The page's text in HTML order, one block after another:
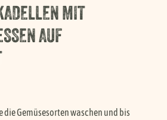
MIT
AUF N
die Gemüsesorten waschen und bis